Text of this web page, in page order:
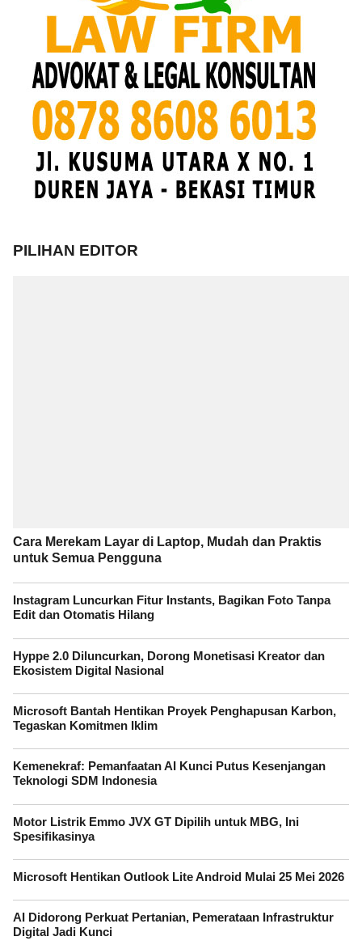
PILIHAN EDITOR
Cara Merekam Layar di Laptop, Mudah dan Praktis
untuk Semua Pengguna
Instagram Luncurkan Fitur Instants, Bagikan Foto Tanpa
Edit dan Otomatis Hilang
Hyppe 2.0 Diluncurkan, Dorong Monetisasi Kreator dan
Ekosistem Digital Nasional
Microsoft Bantah Hentikan Proyek Penghapusan Karbon,
Tegaskan Komitmen Iklim
Kemenekraf: Pemanfaatan AI Kunci Putus Kesenjangan
Teknologi SDM Indonesia
Motor Listrik Emmo JVX GT Dipilih untuk MBG, Ini
Spesifikasinya
Microsoft Hentikan Outlook Lite Android Mulai 25 Mei 2026
AI Didorong Perkuat Pertanian, Pemerataan Infrastruktur
Digital Jadi Kunci